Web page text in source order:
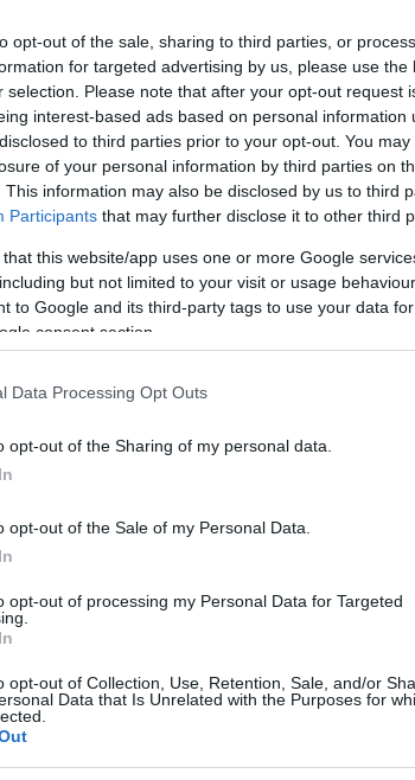
opt-out of the sale, sharing to third parties, or
for targeted advertising by us, please use the
selection. Please note that after your opt-out request
interest-based ads based on personal information
to third parties prior to your opt-out. You
of your personal information by third parties on
This information may also be disclosed by us to third
Participants that may further disclose it to other third
that this website/app uses one or more Google
but not limited to your visit or usage
to Google and its third-party tags to use your data
consent section.
Data Processing Opt Outs
opt-out of the Sharing of my personal data.
opt-out of the Sale of my Personal Data.
opt-out of processing my Personal Data for Targeted
opt-out of Collection, Use, Retention, Sale, and/or
Data that Is Unrelated with the Purposes for
καταιγίδες και ποια η πρόγνωση του
καταιγίδες και ποια η πρόγνωση του
η
Ασφάλισης και Κοινωνικής Αλληλεγγύης
όπως είπε η ίδια.
των χρεών στα ασφαλιστικά ταμεία, σε
του 50% που ισχύει σήμερα.